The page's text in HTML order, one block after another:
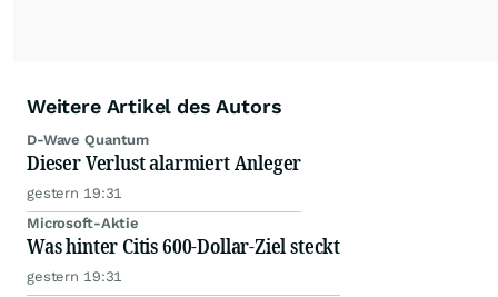
Weitere Artikel des Autors
D-Wave Quantum
Dieser Verlust alarmiert Anleger
gestern 19:31
Microsoft-Aktie
Was hinter Citis 600-Dollar-Ziel steckt
gestern 19:31